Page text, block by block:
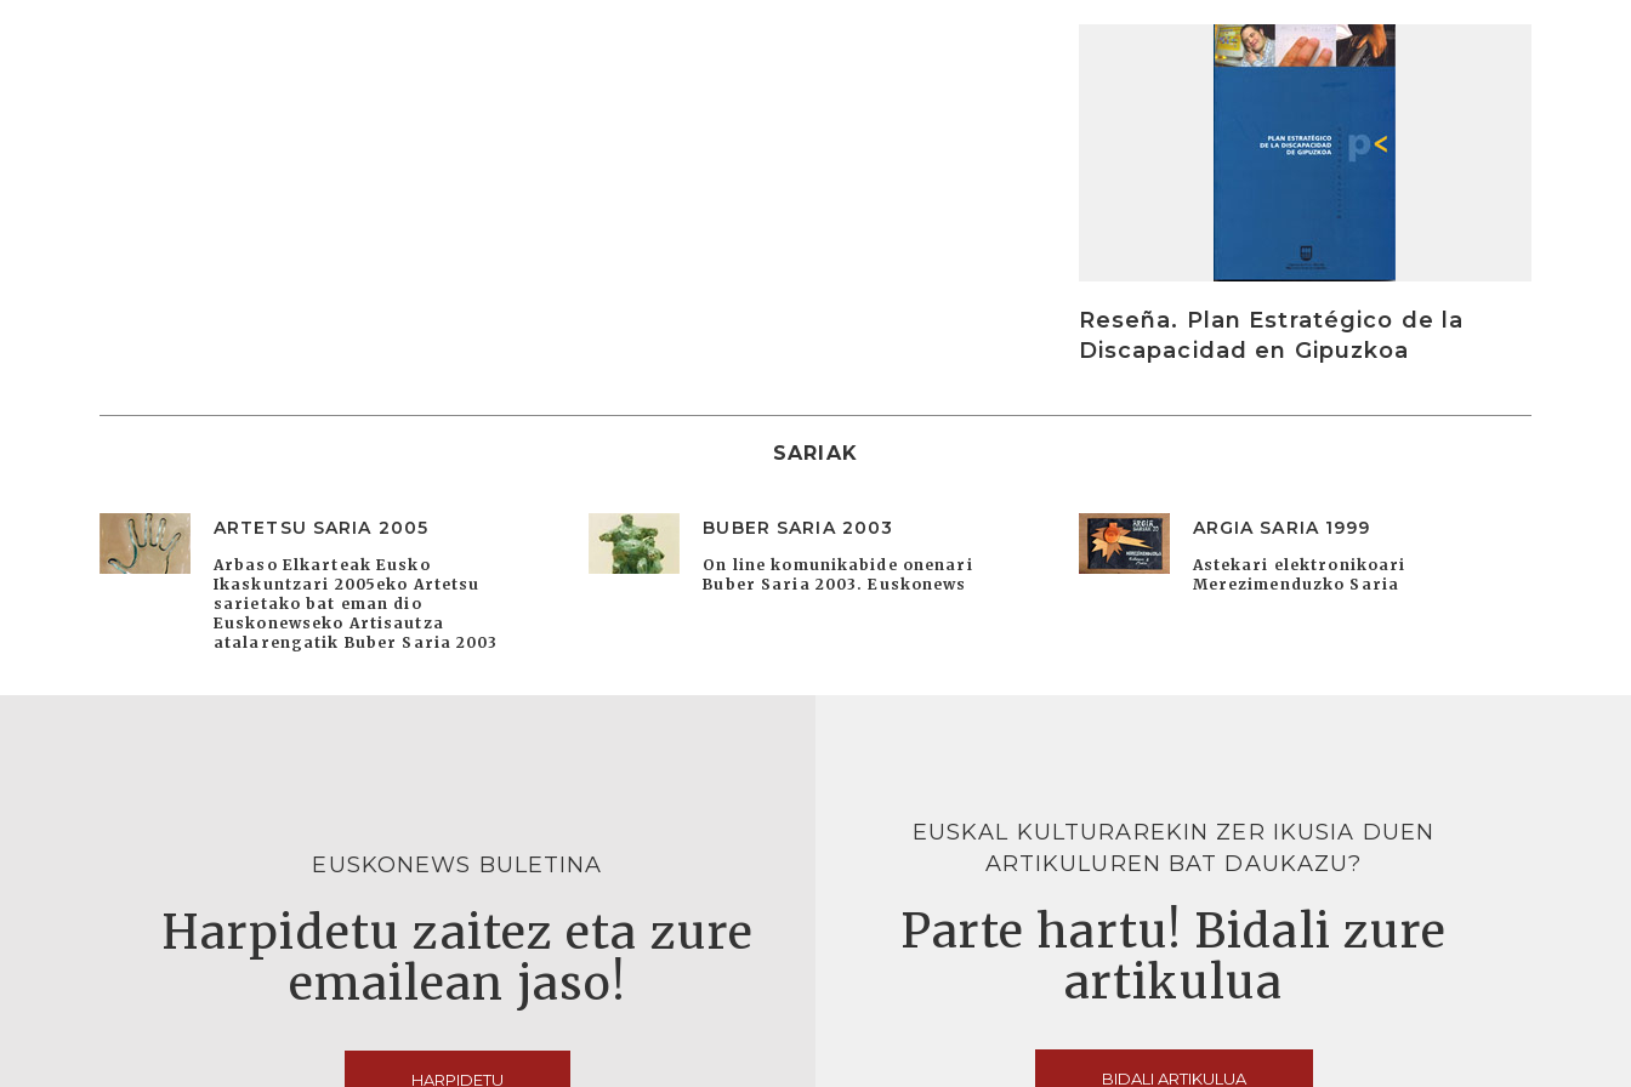
Reseña. Plan Estratégico de la
Discapacidad en Gipuzkoa
SARIAK
ARTETSU SARIA 2005
Arbaso Elkarteak Eusko
Ikaskuntzari 2005eko Artetsu
sarietako bat eman dio
Euskonewseko Artisautza
atalarengatik Buber Saria 2003
BUBER SARIA 2003
On line komunikabide onenari
Buber Saria 2003. Euskonews
ARGIA SARIA 1999
Astekari elektronikoari
Merezimenduzko Saria
EUSKONEWS BULETINA
Harpidetu zaitez eta zure
emailean jaso!
HARPIDETU
EUSKAL KULTURAREKIN ZER IKUSIA DUEN
ARTIKULUREN BAT DAUKAZU?
Parte hartu! Bidali zure
artikulua
BIDALI ARTIKULUA